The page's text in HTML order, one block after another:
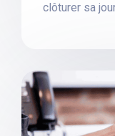
clôturer sa